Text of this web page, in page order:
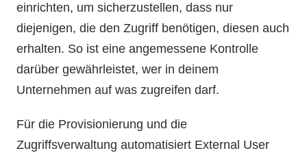
einrichten, um sicherzustellen, dass nur
diejenigen, die den Zugriff benötigen, diesen auch
erhalten. So ist eine angemessene Kontrolle
darüber gewährleistet, wer in deinem
Unternehmen auf was zugreifen darf.
Für die Provisionierung und die
Zugriffsverwaltung automatisiert External User